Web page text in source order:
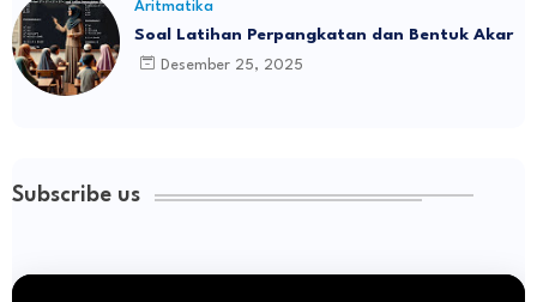
Aritmatika
Soal Latihan Perpangkatan dan Bentuk Akar
Desember 25, 2025
Subscribe us